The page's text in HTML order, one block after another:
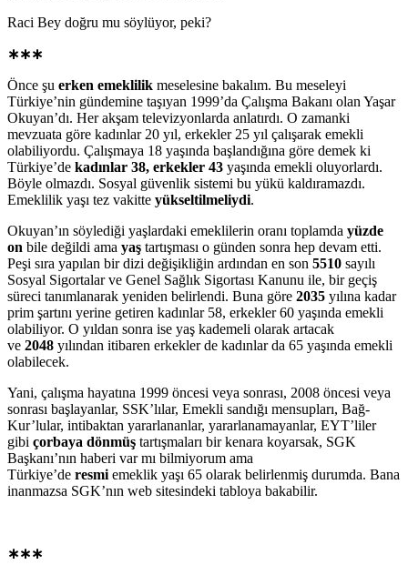
Raci Bey doğru mu söylüyor, peki?
∗∗∗
Önce şu erken emeklilik meselesine bakalım. Bu meseleyi
Türkiye’nin gündemine taşıyan 1999’da Çalışma Bakanı olan Yaşar
Okuyan’dı. Her akşam televizyonlarda anlatırdı. O zamanki
mevzuata göre kadınlar 20 yıl, erkekler 25 yıl çalışarak emekli
olabiliyordu. Çalışmaya 18 yaşında başlandığına göre demek ki
Türkiye’de kadınlar 38, erkekler 43 yaşında emekli oluyorlardı.
Böyle olmazdı. Sosyal güvenlik sistemi bu yükü kaldıramazdı.
Emeklilik yaşı tez vakitte yükseltilmeliydi.
Okuyan’ın söylediği yaşlardaki emeklilerin oranı toplamda yüzde
on bile değildi ama yaş tartışması o günden sonra hep devam etti.
Peşi sıra yapılan bir dizi değişikliğin ardından en son 5510 sayılı
Sosyal Sigortalar ve Genel Sağlık Sigortası Kanunu ile, bir geçiş
süreci tanımlanarak yeniden belirlendi. Buna göre 2035 yılına kadar
prim şartını yerine getiren kadınlar 58, erkekler 60 yaşında emekli
olabiliyor. O yıldan sonra ise yaş kademeli olarak artacak
ve 2048 yılından itibaren erkekler de kadınlar da 65 yaşında emekli
olabilecek.
Yani, çalışma hayatına 1999 öncesi veya sonrası, 2008 öncesi veya
sonrası başlayanlar, SSK’lılar, Emekli sandığı mensupları, Bağ-
Kur’lular, intibaktan yararlananlar, yararlanamayanlar, EYT’liler
gibi çorbaya dönmüş tartışmaları bir kenara koyarsak, SGK
Başkanı’nın haberi var mı bilmiyorum ama
Türkiye’de resmi emeklik yaşı 65 olarak belirlenmiş durumda. Bana
inanmazsa SGK’nın web sitesindeki tabloya bakabilir.
∗∗∗